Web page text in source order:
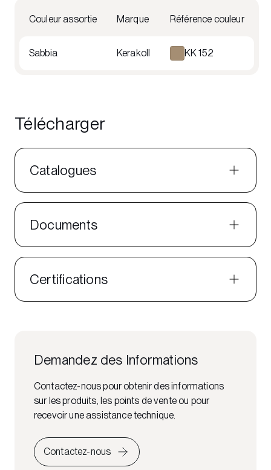
Couleur assortie Marque Référence couleur
Sabbia Kerakoll KK 152
Télécharger
Catalogues
Documents
Certifications
Demandez des Informations
Contactez-nous pour obtenir des informations
sur les produits, les points de vente ou pour
recevoir une assistance technique.
Contactez-nous